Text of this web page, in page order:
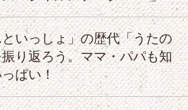
いっしょ」の歴代「うたの
り返ろう。ママ・パパも知
ぱい！